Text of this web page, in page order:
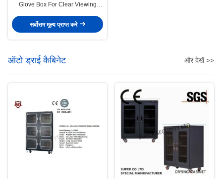
Glove Box For Clear Viewing
सर्वोत्तम मूल्य प्राप्त करें
ऑटो ड्राई कैबिनेट और देखें >>